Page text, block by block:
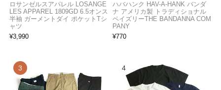
ロサンゼルスアパレル LOSANGE
LES APPAREL 1809GD 6.5オンス
半袖 ガーメントダイ ポケットTシ
ャツ
¥3,990
ハバハンク HAV-A-HANK バンダ
ナ アメリカ製 トラディショナル
ペイズリーTHE BANDANNA COM
PANY
¥770